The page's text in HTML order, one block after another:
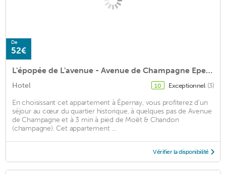
De
52€
L'épopée de L'avenue - Avenue de Champagne Epernay
Hotel 10 Exceptionnel (3)
En choisissant cet appartement à Épernay, vous profiterez d'un
séjour au cœur du quartier historique, à quelques pas de Avenue
de Champagne et à 3 min à pied de Moët & Chandon
(champagne). Cet appartement ...
Vérifier la disponibilité